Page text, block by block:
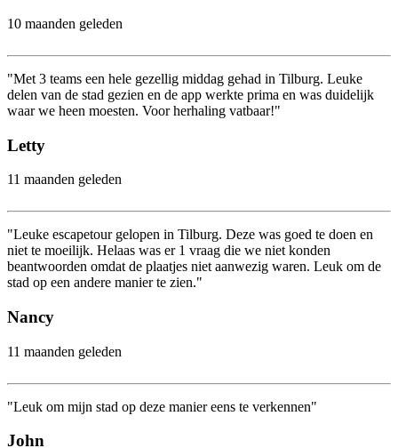
10 maanden geleden
"Met 3 teams een hele gezellig middag gehad in Tilburg. Leuke
delen van de stad gezien en de app werkte prima en was duidelijk
waar we heen moesten. Voor herhaling vatbaar!"
Letty
11 maanden geleden
"Leuke escapetour gelopen in Tilburg. Deze was goed te doen en
niet te moeilijk. Helaas was er 1 vraag die we niet konden
beantwoorden omdat de plaatjes niet aanwezig waren. Leuk om de
stad op een andere manier te zien."
Nancy
11 maanden geleden
"Leuk om mijn stad op deze manier eens te verkennen"
John